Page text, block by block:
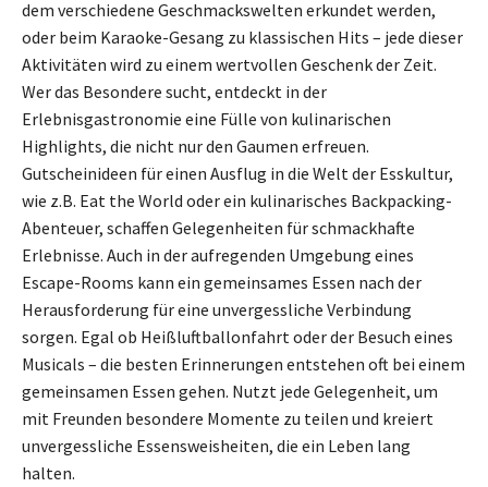
dem verschiedene Geschmackswelten erkundet werden,
oder beim Karaoke-Gesang zu klassischen Hits – jede dieser
Aktivitäten wird zu einem wertvollen Geschenk der Zeit.
Wer das Besondere sucht, entdeckt in der
Erlebnisgastronomie eine Fülle von kulinarischen
Highlights, die nicht nur den Gaumen erfreuen.
Gutscheinideen für einen Ausflug in die Welt der Esskultur,
wie z.B. Eat the World oder ein kulinarisches Backpacking-
Abenteuer, schaffen Gelegenheiten für schmackhafte
Erlebnisse. Auch in der aufregenden Umgebung eines
Escape-Rooms kann ein gemeinsames Essen nach der
Herausforderung für eine unvergessliche Verbindung
sorgen. Egal ob Heißluftballonfahrt oder der Besuch eines
Musicals – die besten Erinnerungen entstehen oft bei einem
gemeinsamen Essen gehen. Nutzt jede Gelegenheit, um
mit Freunden besondere Momente zu teilen und kreiert
unvergessliche Essensweisheiten, die ein Leben lang
halten.